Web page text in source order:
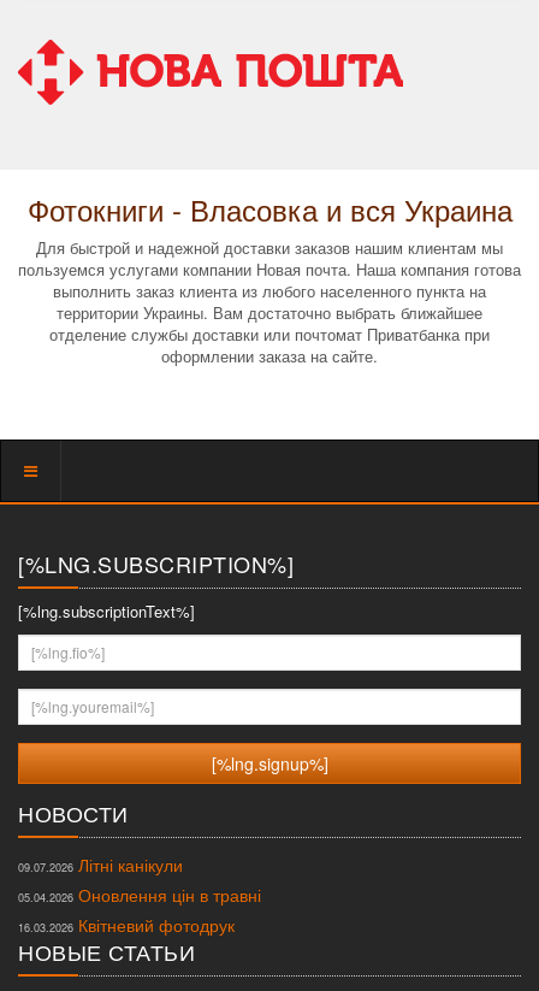
Фотокниги - Власовка и вся Украина
Для быстрой и надежной доставки заказов нашим клиентам мы
пользуемся услугами компании Новая почта. Наша компания готова
выполнить заказ клиента из любого населенного пункта на
территории Украины. Вам достаточно выбрать ближайшее
отделение службы доставки или почтомат Приватбанка при
оформлении заказа на сайте.
Показать
[%LNG.SUBSCRIPTION%]
[%lng.subscriptionText%]
[%lng.fio%]
[%lng.youremail%]
НОВОСТИ
09.07.2026 Літні канікули
05.04.2026 Оновлення цін в травні
16.03.2026 Квітневий фотодрук
НОВЫЕ СТАТЬИ